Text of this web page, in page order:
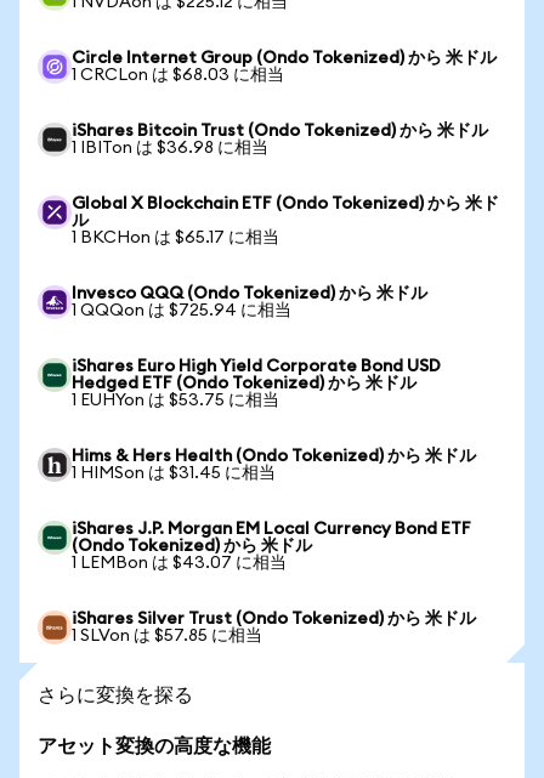
Circle Internet Group (Ondo Tokenized) から 米ドル
1 CRCLon は $68.03 に相当
iShares Bitcoin Trust (Ondo Tokenized) から 米ドル
1 IBITon は $36.98 に相当
Global X Blockchain ETF (Ondo Tokenized) から 米ド
ル
1 BKCHon は $65.17 に相当
Invesco QQQ (Ondo Tokenized) から 米ドル
1 QQQon は $725.94 に相当
iShares Euro High Yield Corporate Bond USD
Hedged ETF (Ondo Tokenized) から 米ドル
1 EUHYon は $53.75 に相当
Hims & Hers Health (Ondo Tokenized) から 米ドル
1 HIMSon は $31.45 に相当
iShares J.P. Morgan EM Local Currency Bond ETF
(Ondo Tokenized) から 米ドル
1 LEMBon は $43.07 に相当
iShares Silver Trust (Ondo Tokenized) から 米ドル
1 SLVon は $57.85 に相当
さらに変換を探る
アセット変換の高度な機能